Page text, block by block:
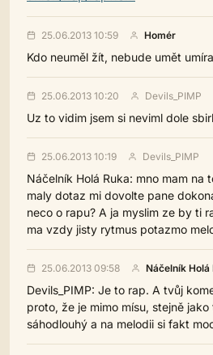
25.06.2013 10:59 Homér
Kdo neuměl žít, nebude umět
25.06.2013 10:20 Devils_PIMP
Uz to vidim jsem si neviml dole
25.06.2013 10:19 Devils_PIMP
Náčelník Holá Ruka: mno mam na
maly dotaz mi dovolte pane
neco o rapu? A ja myslim ze by ti
ma vzdy jisty rytmus potazmo
25.06.2013 09:58 Náčelník Holá
Devils_PIMP: Je to rap. A tvůj
proto, že je mimo mísu, stejně
sáhodlouhý a na melodii si fakt